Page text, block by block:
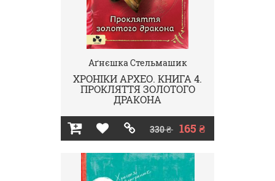
Аґнєшка Стельмашик
ХРОНІКИ АРХЕО. КНИГА 4.
ПРОКЛЯТТЯ ЗОЛОТОГО
ДРАКОНА
330 ₴ 165 ₴